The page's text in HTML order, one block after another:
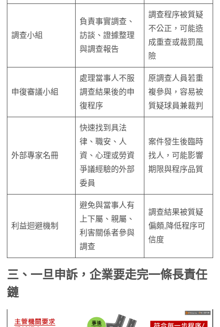
調查小組
負責事實調查、
訪談、證據整理
與調查報告
調查程序被質疑
不公正，可能造
成重查或裁罰風
險
申復審議小組
處理當事人不服
調查結果後的申
復程序
原調查人員若重
複參與，容易被
質疑球員兼裁判
外部專家名冊
快速找到具法
律、職安、人
資、心理或勞資
爭議經驗的外部
委員
案件發生後臨時
找人，可能影響
期限與程序品質
利益迴避機制
避免與當事人有
上下屬、親屬、
利害關係者參與
調查
調查結果被質疑
偏頗,降低程序可
信度
三、一旦申訴， 企業要走完一條長責任
鏈